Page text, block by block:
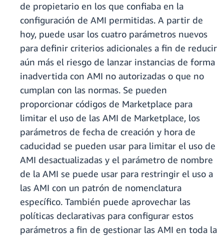
de propietario en los que confiaba en la
configuración de AMI permitidas. A partir de
hoy, puede usar los cuatro parámetros nuevos
para definir criterios adicionales a fin de reducir
aún más el riesgo de lanzar instancias de forma
inadvertida con AMI no autorizadas o que no
cumplan con las normas. Se pueden
proporcionar códigos de Marketplace para
limitar el uso de las AMI de Marketplace, los
parámetros de fecha de creación y hora de
caducidad se pueden usar para limitar el uso de
AMI desactualizadas y el parámetro de nombre
de la AMI se puede usar para restringir el uso a
las AMI con un patrón de nomenclatura
específico. También puede aprovechar las
políticas declarativas para configurar estos
parámetros a fin de gestionar las AMI en toda la